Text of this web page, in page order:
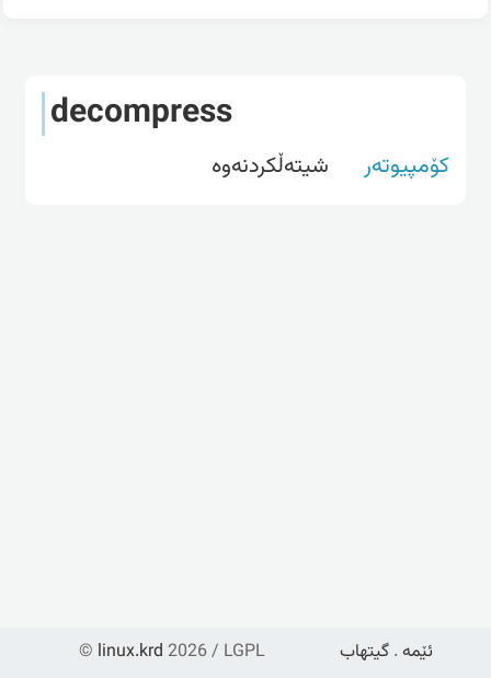
decompress
کۆمپیوتەر شیته‌ڵكردنه‌وه‌
© linux.krd 2026 / LGPL ئێمە . گیتهاب